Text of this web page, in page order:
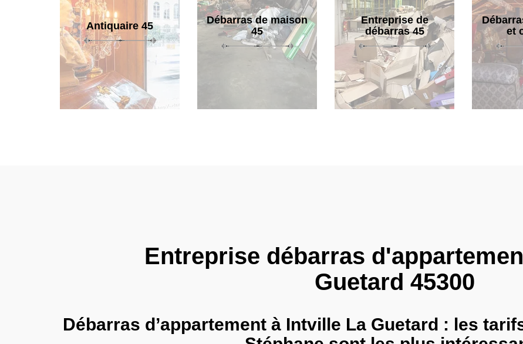
Antiquaire 45
Débarras de maison
45
Entreprise de
débarras 45
et
Entreprise débarras
Guetard 45300
Débarras d’appartement à Intville La Guetard : les